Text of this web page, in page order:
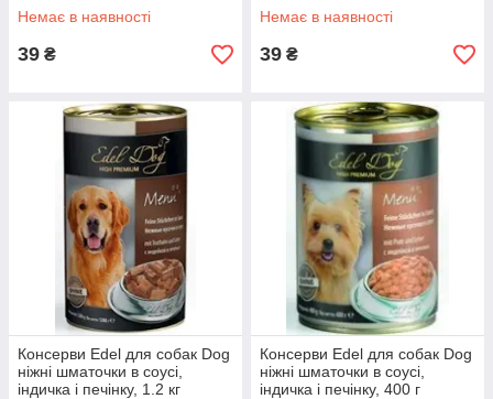
Немає в наявності
39 ₴
Немає в наявності
39 ₴
Консерви Edel для собак Dog
ніжні шматочки в соусі,
індичка і печінку, 1.2 кг
Консерви Edel для собак Dog
ніжні шматочки в соусі,
індичка і печінку, 400 г